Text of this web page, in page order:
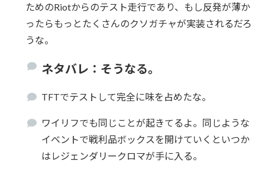
ためのRiotからのテスト走行であり、もし反発が薄か
ったらもっとたくさんのクソガチャが実装されるだろ
うな。
ネタバレ：そうなる。
TFTでテストして完全に味を占めたな。
ワイリフでも同じことが起きてるよ。同じような
イベントで戦利品ボックスを開けていくといつか
はレジェンダリークロマが手に入る。